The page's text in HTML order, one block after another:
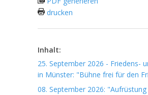
drucken
Inhalt:
25. September 2026 - Friedens-
in Münster: "Bühne frei für den
08. September 2026: